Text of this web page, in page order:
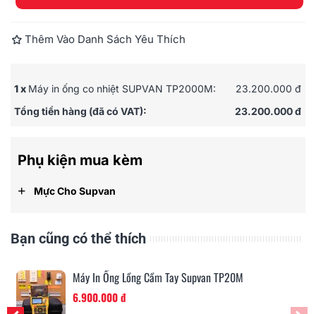
Thêm Vào Danh Sách Yêu Thích
1 x Máy in ống co nhiệt SUPVAN TP2000M:
23.200.000 đ
Tổng tiền hàng (đã có VAT):
23.200.000 đ
Phụ kiện mua kèm
+ Mực Cho Supvan
Bạn cũng có thể thích
Máy In Ống Lồng Cầm Tay Supvan TP20M
6.900.000 đ